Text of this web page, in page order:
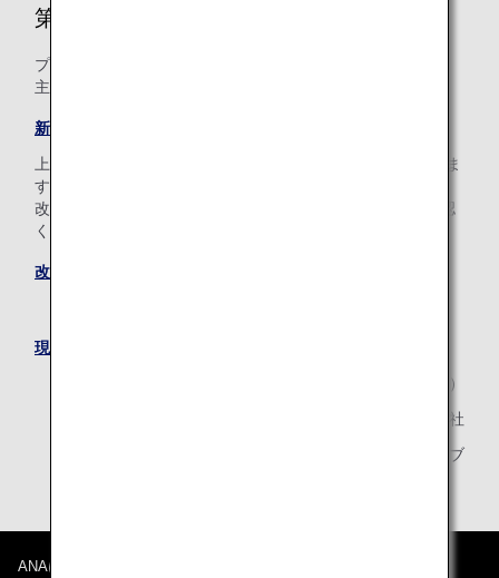
第26条 プログラムの変更
プログラムを変更する場合の取扱いについて変更しました。
主な変更点の新旧対照表は下記をご確認ください。
新旧対照表
上記のほか、一部内容・表現の微細な修正*をおこなっていま
す。
改定後の規約全文につきましては、下記のリンクからご確認
ください。
改定後の会員規約
現在のANAマイレージクラブ会員規約はこちら
2022年1月11日（火）
全日本空輸株式会社
ANAマイレージクラブ
ANAについて